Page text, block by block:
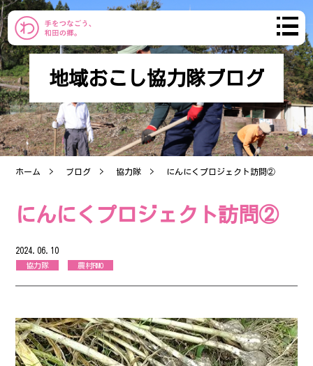
わだのまち
まちづくり
おしらせ
コミュニティ
産直市
お問い合わせ
地域おこし協力隊ブログ
ホーム ブログ 協力隊 にんにくプロジェクト訪問②
にんにくプロジェクト訪問②
2024.06.10
協力隊 農村RMO